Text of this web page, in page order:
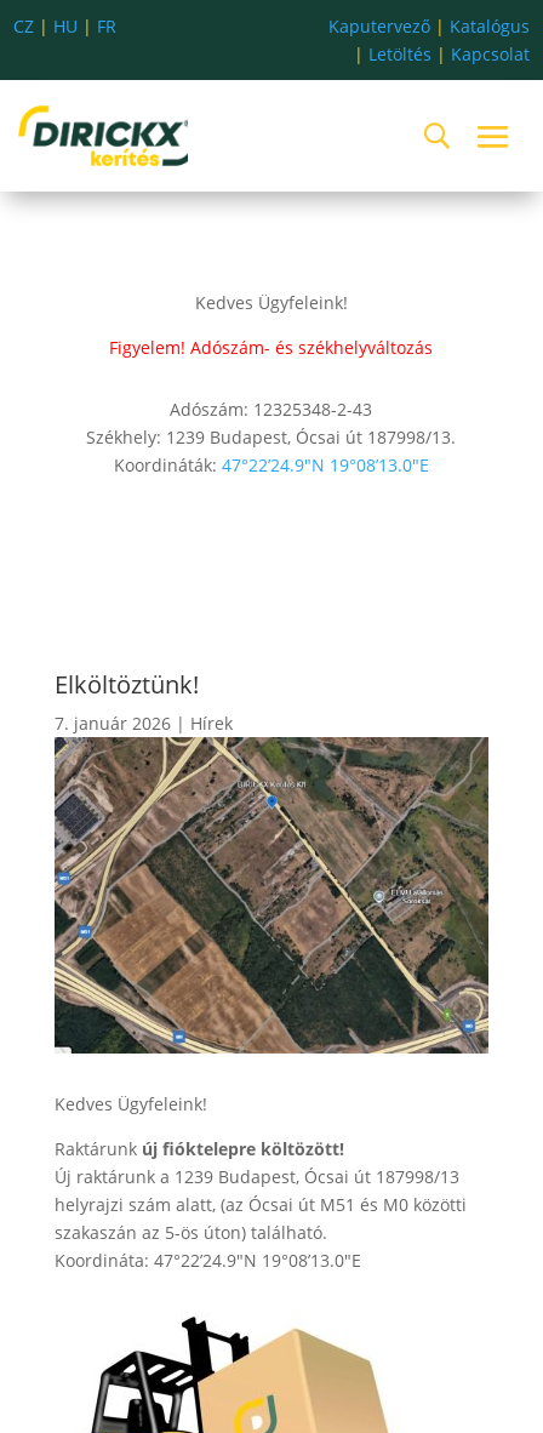
CZ | HU | FR Kaputervező | Katalógus
| Letöltés | Kapcsolat
Kedves Ügyfeleink!
Figyelem! Adószám- és székhelyváltozás
Adószám: 12325348-2-43
Székhely: 1239 Budapest, Ócsai út 187998/13.
Koordináták: 47°22’24.9″N 19°08’13.0″E
Elköltöztünk!
7. január 2026| Hírek
Kedves Ügyfeleink!
Raktárunk új fióktelepre költözött!
Új raktárunk a 1239 Budapest, Ócsai út 187998/13
helyrajzi szám alatt, (az Ócsai út M51 és M0 közötti
szakaszán az 5-ös úton) található.
Koordináta: 47°22’24.9″N 19°08’13.0″E